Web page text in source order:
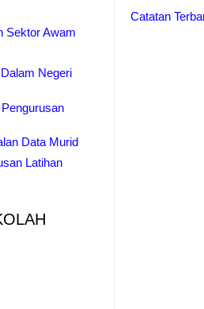
Catatan
Sektor Awam
Negeri
Data Murid
Latihan